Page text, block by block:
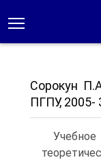
Сорокун
ПГПУ, 2005-